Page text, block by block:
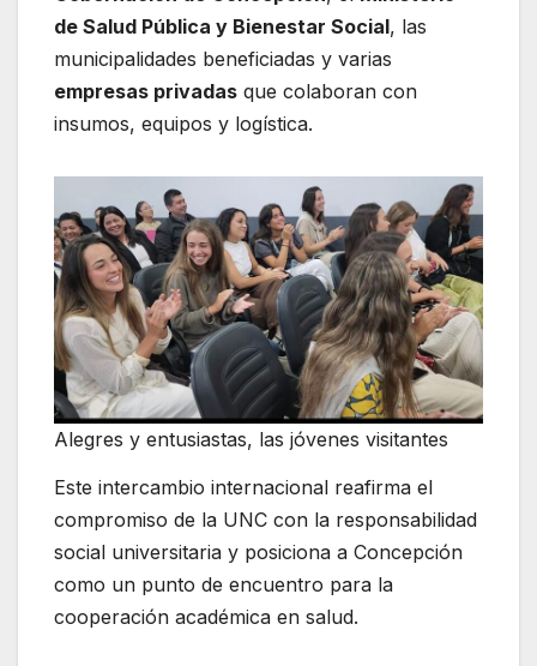
de Salud Pública y Bienestar Social, las
municipalidades beneficiadas y varias
empresas privadas que colaboran con
insumos, equipos y logística.
Alegres y entusiastas, las jóvenes visitantes
Este intercambio internacional reafirma el
compromiso de la UNC con la responsabilidad
social universitaria y posiciona a Concepción
como un punto de encuentro para la
cooperación académica en salud.